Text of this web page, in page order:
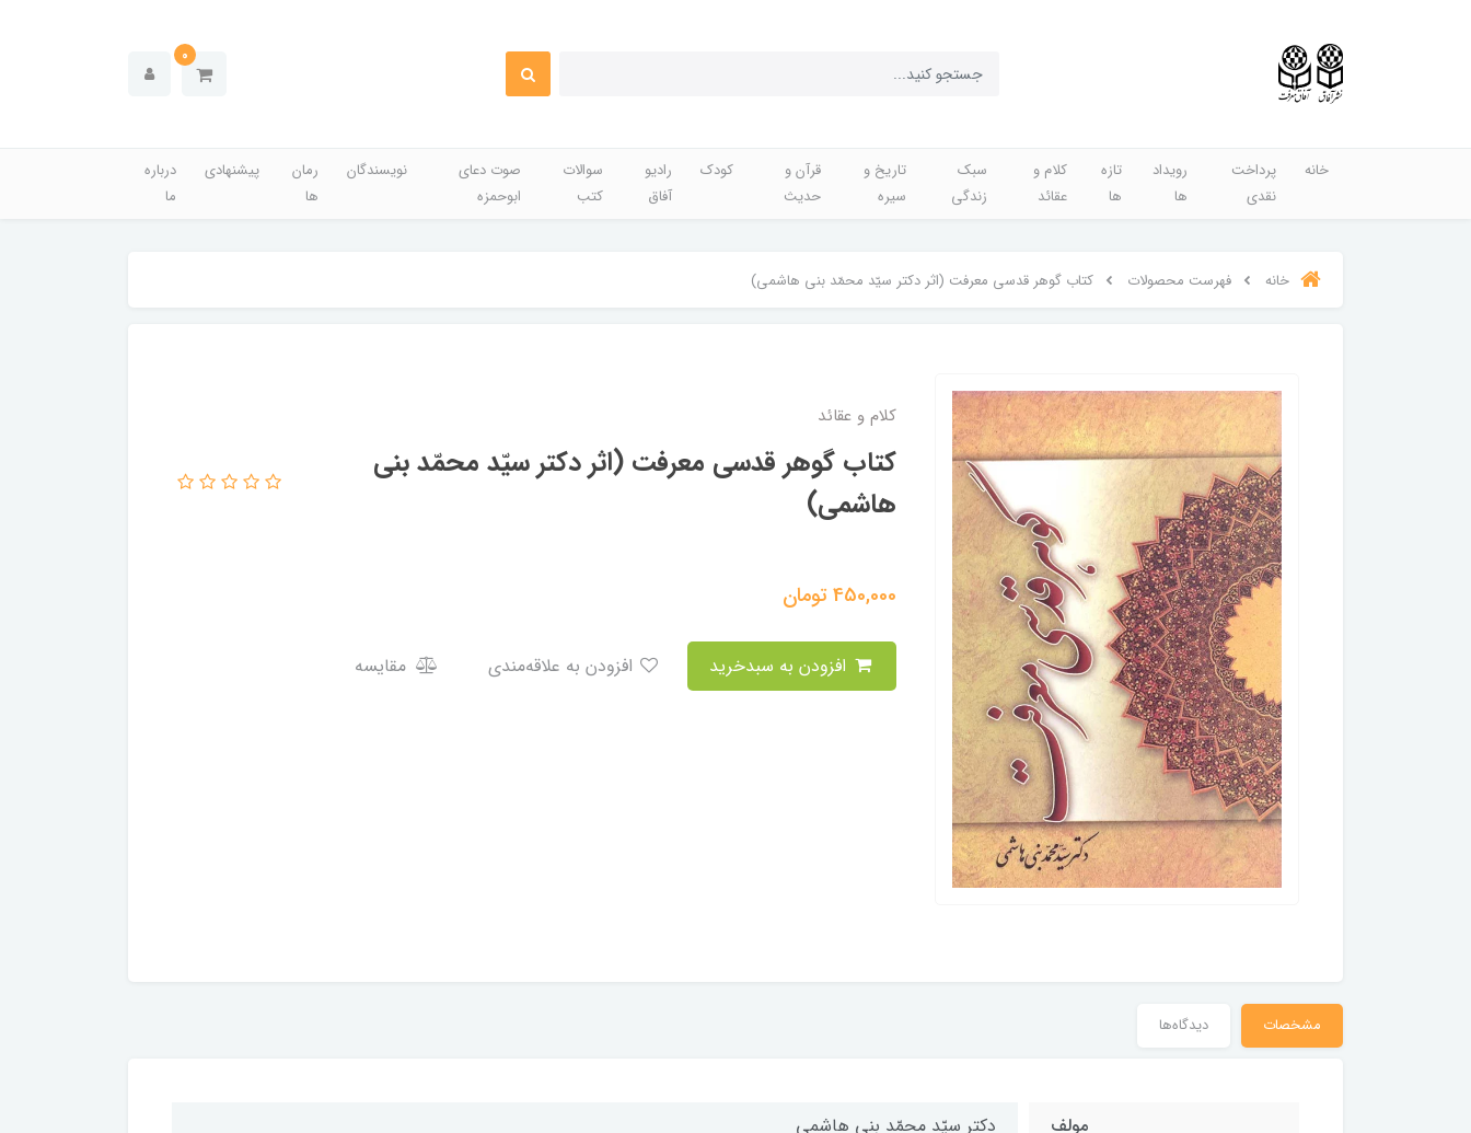
0
خانه
پرداخت
نقدی
رویداد
ها
تازه
ها
کلام و
عقائد
سبک
زندگی
تاریخ و
سیره
قرآن و
حدیث
کودک
رادیو
آفاق
سوالات
کتب
صوت دعای
ابوحمزه
نویسندگان
رمان
ها
پیشنهادی
درباره
ما
خانه فهرست محصولات کتاب گوهر قدسی معرفت (اثر دکتر سیّد محمّد بنی هاشمی)
کلام و عقائد
کتاب گوهر قدسی معرفت (اثر دکتر سیّد محمّد بنی
هاشمی)
450,000تومان
مقایسه
مشخصات دیدگاه‌ها
مولف دکتر سیّد محمّد بنی هاشمی